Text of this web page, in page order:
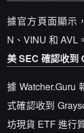
據官方頁面顯示
N、VINU 和 AVL。
美 SEC 確認收到
據 Watcher.Guru
式確認收到
坊現貨 ETF 進行